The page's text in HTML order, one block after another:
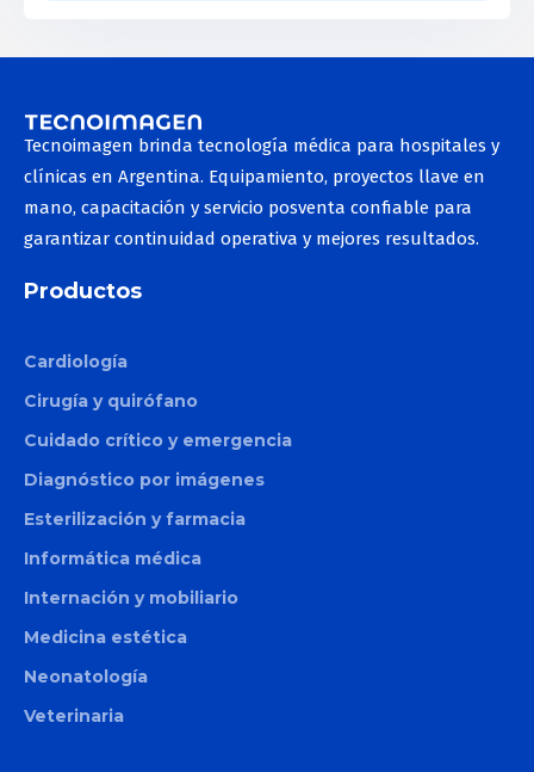
Tecnoimagen brinda tecnología médica para hospitales y
clínicas en Argentina. Equipamiento, proyectos llave en
mano, capacitación y servicio posventa confiable para
garantizar continuidad operativa y mejores resultados.
Productos
Cardiología
Cirugía y quirófano
Cuidado crítico y emergencia
Diagnóstico por imágenes
Esterilización y farmacia
Informática médica
Internación y mobiliario
Medicina estética
Neonatología
Veterinaria